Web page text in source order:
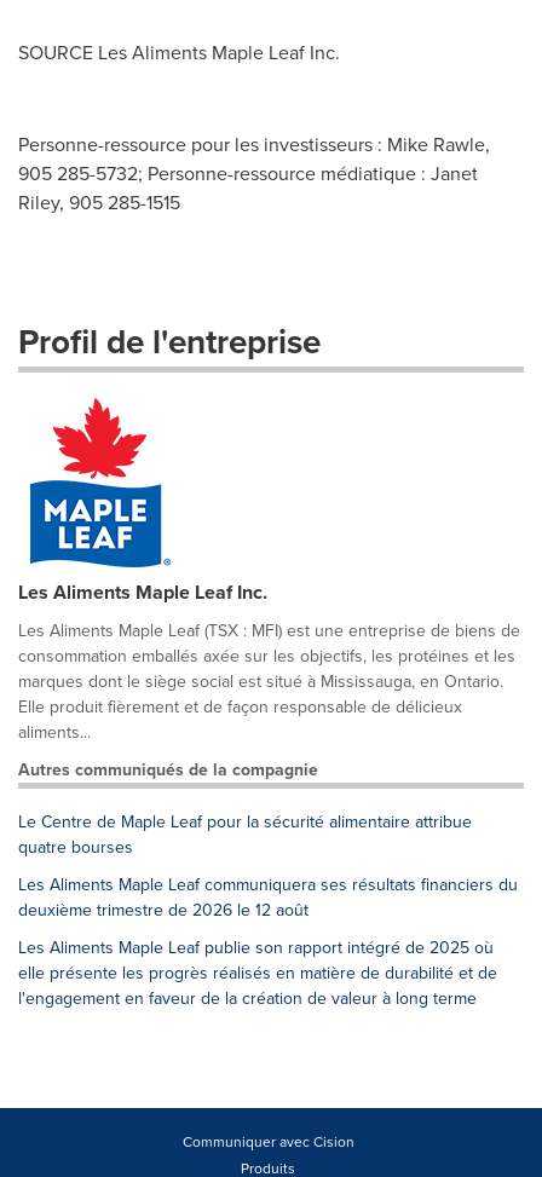
SOURCE Les Aliments Maple Leaf Inc.
Personne-ressource pour les investisseurs : Mike Rawle,
905 285-5732; Personne-ressource médiatique : Janet
Riley, 905 285-1515
Profil de l'entreprise
Les Aliments Maple Leaf Inc.
Les Aliments Maple Leaf (TSX : MFI) est une entreprise de biens de
consommation emballés axée sur les objectifs, les protéines et les
marques dont le siège social est situé à Mississauga, en Ontario.
Elle produit fièrement et de façon responsable de délicieux
aliments...
Autres communiqués de la compagnie
Le Centre de Maple Leaf pour la sécurité alimentaire attribue
quatre bourses
Les Aliments Maple Leaf communiquera ses résultats financiers du
deuxième trimestre de 2026 le 12 août
Les Aliments Maple Leaf publie son rapport intégré de 2025 où
elle présente les progrès réalisés en matière de durabilité et de
l'engagement en faveur de la création de valeur à long terme
Communiquer avec Cision
Produits